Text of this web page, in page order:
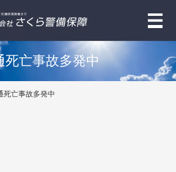
メ
死亡事故多発中
死亡事故多発中